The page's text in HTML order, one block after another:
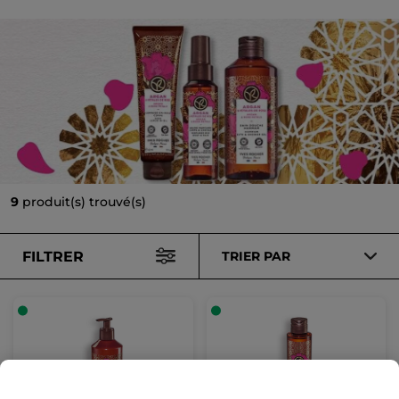
9 produit(s) trouvé(s)
FILTRER TRIER PAR